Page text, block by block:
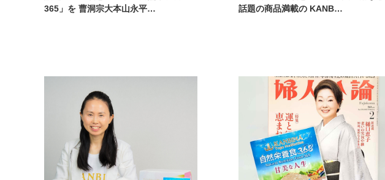
365」を 曹洞宗大本山永平…
話題の商品満載の KANB…